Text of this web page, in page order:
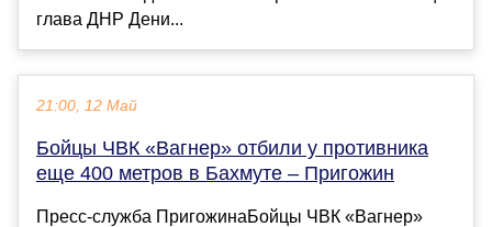
глава ДНР Дени...
21:00, 12 Май
Бойцы ЧВК «Вагнер» отбили у противника
еще 400 метров в Бахмуте – Пригожин
Пресс-служба ПригожинаБойцы ЧВК «Вагнер»